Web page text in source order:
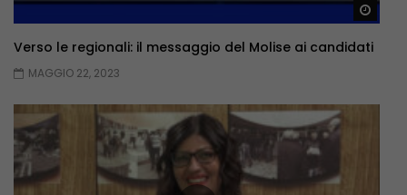
Verso le regionali: il messaggio del Molise ai candidati
MAGGIO 22, 2023